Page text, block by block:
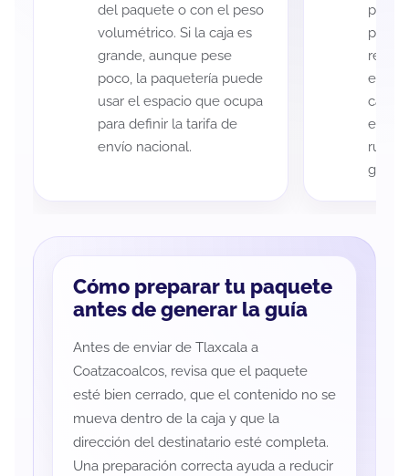
del paquete o con el peso
volumétrico. Si la caja es
grande, aunque pese
poco, la paquetería puede
usar el espacio que ocupa
para definir la tarifa de
envío nacional.
cada
es
ruta
guía
Cómo preparar tu paquete
antes de generar la guía
Antes de enviar de Tlaxcala a
Coatzacoalcos, revisa que el paquete
esté bien cerrado, que el contenido no se
mueva dentro de la caja y que la
dirección del destinatario esté completa.
Una preparación correcta ayuda a reducir